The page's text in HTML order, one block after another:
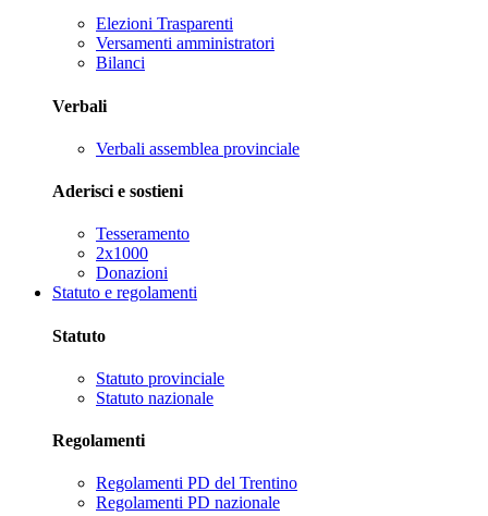
Elezioni Trasparenti
Versamenti amministratori
Bilanci
Verbali
Verbali assemblea provinciale
Aderisci e sostieni
Tesseramento
2x1000
Donazioni
Statuto e regolamenti
Statuto
Statuto provinciale
Statuto nazionale
Regolamenti
Regolamenti PD del Trentino
Regolamenti PD nazionale